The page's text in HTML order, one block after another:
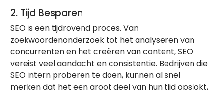
2. Tijd Besparen
SEO is een tijdrovend proces. Van
zoekwoordenonderzoek tot het analyseren van
concurrenten en het creëren van content, SEO
vereist veel aandacht en consistentie. Bedrijven die
SEO intern proberen te doen, kunnen al snel
merken dat het een groot deel van hun tijd opslokt,